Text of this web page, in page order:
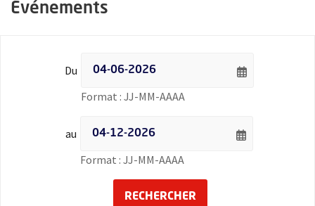
Événements
Du Filtrer les événements par date - Date de début
Format : JJ-MM-AAAASaisie de date au format
au Filtrer les événements par date - Date de fin
Format : JJ-MM-AAAASaisie de date au format
RECHERCHERLANCER LA